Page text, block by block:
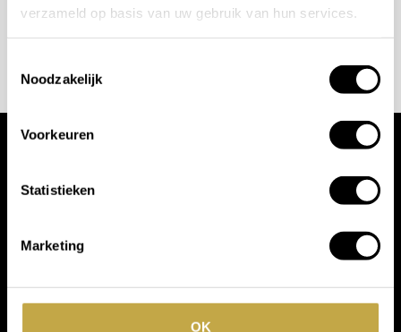
verzameld op basis van uw gebruik van hun services.
Noodzakelijk
Voorkeuren
Statistieken
Marketing
OK
Wij werken met
toonaangevende